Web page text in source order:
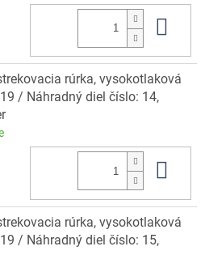
rúrka, vysokotlaková
/ Náhradný diel číslo: 14,
rúrka, vysokotlaková
/ Náhradný diel číslo: 15,